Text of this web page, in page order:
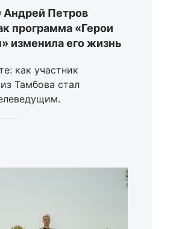
Петров
программа «Герои
изменила его жизнь
как участник
Тамбова стал